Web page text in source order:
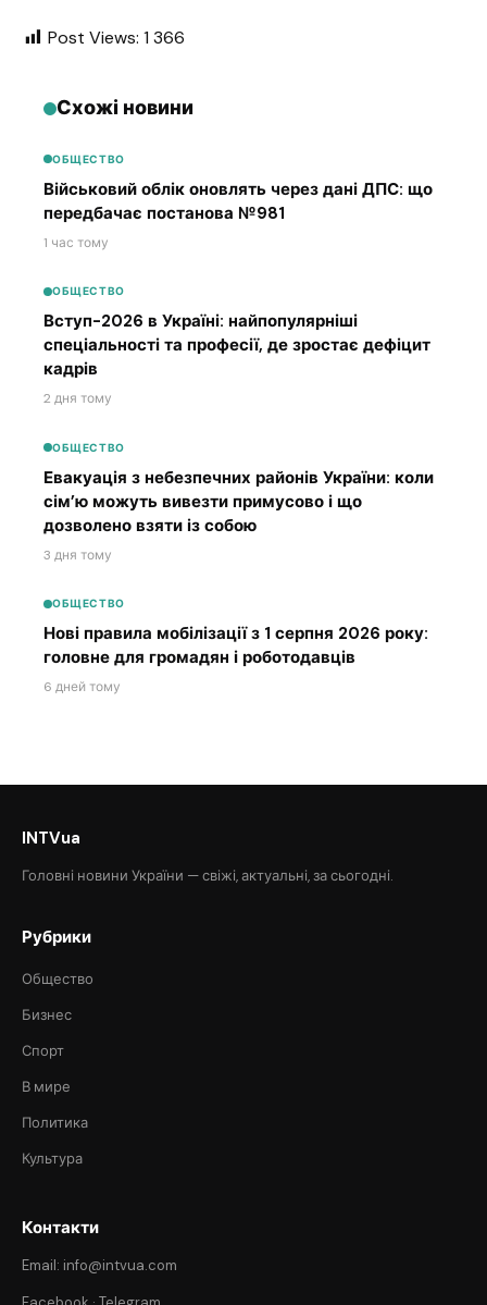
Post Views: 1 366
Схожі новини
ОБЩЕСТВО
Військовий облік оновлять через дані ДПС: що
передбачає постанова №981
1 час тому
ОБЩЕСТВО
Вступ-2026 в Україні: найпопулярніші
спеціальності та професії, де зростає дефіцит
кадрів
2 дня тому
ОБЩЕСТВО
Евакуація з небезпечних районів України: коли
сім’ю можуть вивезти примусово і що
дозволено взяти із собою
3 дня тому
ОБЩЕСТВО
Нові правила мобілізації з 1 серпня 2026 року:
головне для громадян і роботодавців
6 дней тому
INTVua
Головні новини України — свіжі, актуальні, за сьогодні.
Рубрики
Общество
Бизнес
Спорт
В мире
Политика
Культура
Контакти
Email: info@intvua.com